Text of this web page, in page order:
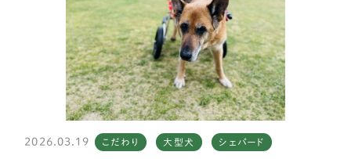
2026.03.19 こだわり 大型犬 シェパード